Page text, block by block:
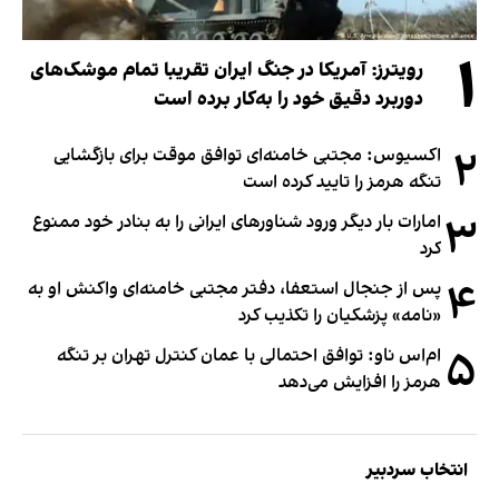
۱
رویترز: آمریکا در جنگ ایران تقریبا تمام موشک‌های
دوربرد دقیق خود را به‌کار برده است
۲ اکسیوس: مجتبی خامنه‌ای توافق موقت برای بازگشایی
تنگه هرمز را تایید کرده است
۳ امارات بار دیگر ورود شناورهای ایرانی را به بنادر خود ممنوع
کرد
۴ پس از جنجال استعفا، دفتر مجتبی خامنه‌ای واکنش او به
«نامه» پزشکیان را تکذیب کرد
۵ ام‌اس ناو: توافق احتمالی با عمان کنترل تهران بر تنگه
هرمز را افزایش می‌دهد
انتخاب سردبیر